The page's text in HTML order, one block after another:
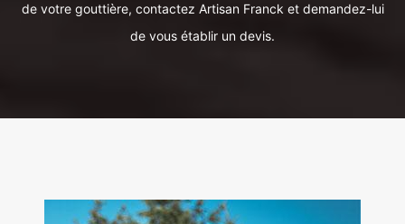
de votre gouttière, contactez Artisan Franck et demandez-lui
de vous établir un devis.